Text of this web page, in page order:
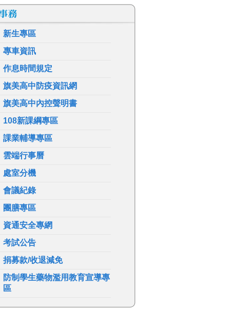
新生專區
專車資訊
作息時間規定
旗美高中防疫資訊網
旗美高中內控聲明書
108新課綱專區
課業輔導專區
雲端行事曆
處室分機
會議紀錄
團膳專區
資通安全專網
考試公告
捐募款/收退減免
防制學生藥物濫用教育宣導專
區